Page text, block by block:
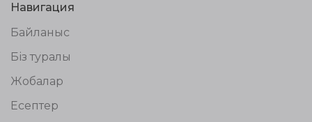
Навигация
Байланыс
Біз туралы
Жобалар
Есептер